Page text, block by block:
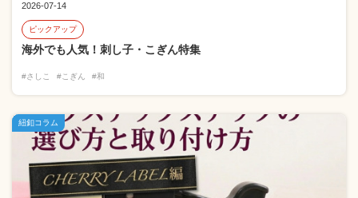
2026-07-14
ピックアップ
海外でも人気！刺し子・こぎん特集
#さしこ #こぎん #和
紐釦コラム